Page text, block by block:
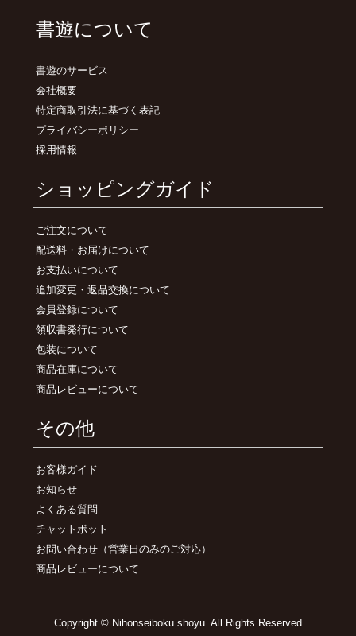
書遊について
書遊のサービス
会社概要
特定商取引法に基づく表記
プライバシーポリシー
採用情報
ショッピングガイド
ご注文について
配送料・お届けについて
お支払いについて
追加変更・返品交換について
会員登録について
領収書発行について
包装について
商品在庫について
商品レビューについて
その他
お客様ガイド
お知らせ
よくある質問
チャットボット
お問い合わせ （営業日のみのご対応）
商品レビューについて
Copyright © Nihonseiboku shoyu. All Rights Reserved